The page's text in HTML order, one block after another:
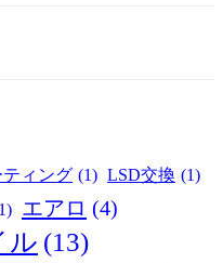
ティング (1) LSD交換 (1)
エアロ (4)
ル (13)